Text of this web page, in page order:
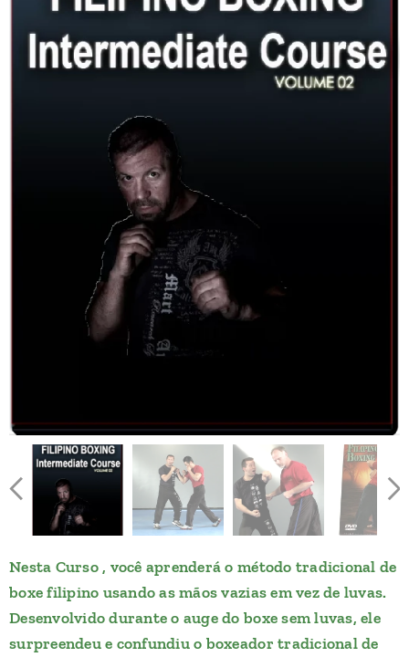
Nesta Curso , você aprenderá o método tradicional de
boxe filipino usando as mãos vazias em vez de luvas.
Desenvolvido durante o auge do boxe sem luvas, ele
surpreendeu e confundiu o boxeador tradicional de